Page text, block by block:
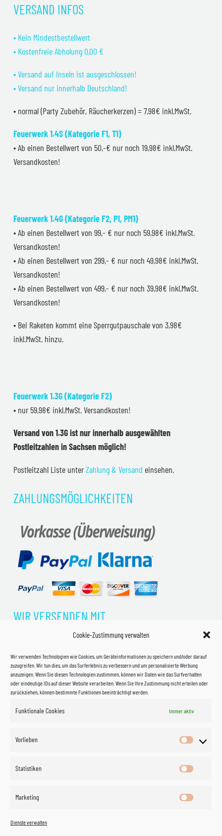
Cookie-Zustimmung verwalten
Wir verwenden Technologien wie Cookies, um Geräteinformationen zu speichern und/oder darauf
zuzugreifen. Wir tun dies, um das Surferlebnis zu verbessern und um personalisierte Werbung
anzuzeigen. Wenn Sie diesen Technologien zustimmen, können wir Daten wie das Surfverhalten
oder eindeutige IDs auf dieser Website verarbeiten. Wenn Sie Ihre Zustimmung nicht erteilen oder
zurückziehen, können bestimmte Funktionen beeinträchtigt werden.
Funktionale Cookies Immer aktiv
Vorlieben
Vorlieben
Statistiken
Marketing
Dienste verwalten
VERSAND INFOS
• Kein Mindestbestellwert
• Kostenfreie Abholung 0,00 €
• Versand auf Inseln ist ausgeschlossen!
• Versand nur innerhalb Deutschland!
• normal (Party Zubehör, Räucherkerzen) = 7,98€ inkl.MwSt.
Feuerwerk 1.4S (Kategorie F1, T1)
• Ab einen Bestellwert von 50,-€ nur noch 19,98€ inkl.MwSt.
Versandkosten!
Feuerwerk 1.4G (Kategorie F2, P1, PM1)
• Ab einen Bestellwert von 99,- € nur noch 59,98€ inkl.MwSt.
Versandkosten!
• Ab einen Bestellwert von 299,- € nur noch 49,98€ inkl.MwSt.
Versandkosten!
• Ab einen Bestellwert von 499,- € nur noch 39,98€ inkl.MwSt.
Versandkosten!
• Bei Raketen kommt eine Sperrgutpauschale von 3,98€
inkl.MwSt. hinzu.
Feuerwerk 1.3G (Kategorie F2)
• nur 59,98€ inkl.MwSt. Versandkosten!
Versand von 1.3G ist nur innerhalb ausgewählten
Postleitzahlen in Sachsen möglich!
Postleitzahl Liste unterZahlung & Versand einsehen.
ZAHLUNGSMÖGLICHKEITEN
WIR VERSENDEN MIT
©